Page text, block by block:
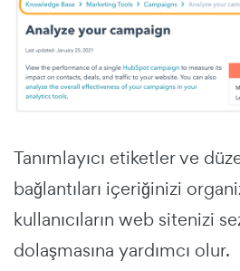
Tanımlayıcı etiketler ve
bağlantıları içeriğinizi
kullanıcıların web sitenizi
dolaşmasına yardımcı olur.